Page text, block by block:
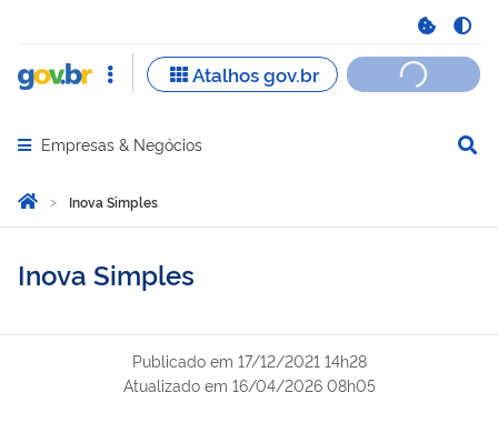
Abrir menu principal de navegação
Empresas & Negócios
Você está aqui:
Página Inicial
Inova Simples
Inova Simples
Publicado em 17/12/2021 14h28
Atualizado em 16/04/2026 08h05